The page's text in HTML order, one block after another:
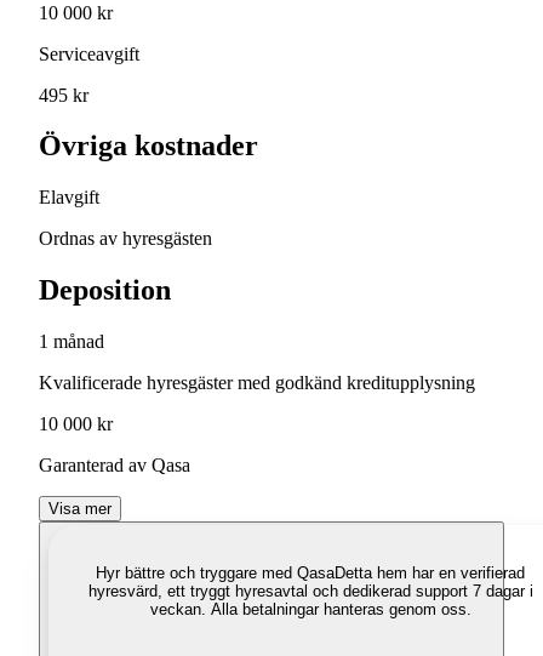
10 000 kr
Serviceavgift
495 kr
Övriga kostnader
Elavgift
Ordnas av hyresgästen
Deposition
1 månad
Kvalificerade hyresgäster med godkänd kreditupplysning
10 000 kr
Garanterad av Qasa
Visa mer
Hyr bättre och tryggare med QasaDetta hem har en verifierad
hyresvärd, ett tryggt hyresavtal och dedikerad support 7 dagar i
veckan. Alla betalningar hanteras genom oss.